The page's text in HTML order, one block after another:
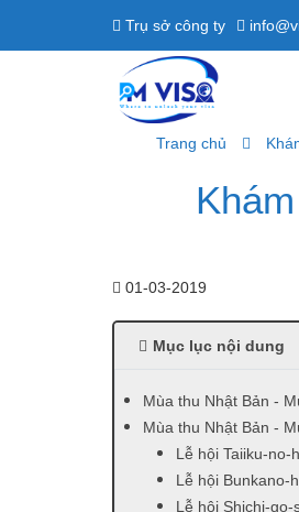
Trụ sở công ty
Trang chủ
01-03-2019
Mục lục nội dung
Mùa thu Nhật Bản -
Mùa thu Nhật Bản -
Lễ hội Taiiku-no-
Lễ hội Bunkano-
Lễ hội Shichi-go-